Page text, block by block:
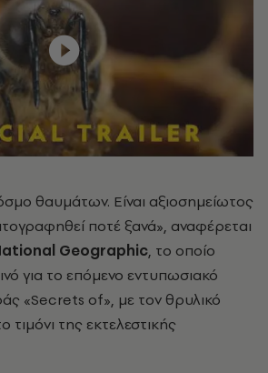
θαυμάτων. Είναι αξιοσημείωτος
ποτέ ξανά», αναφέρεται
Geographic, το οποίο
για το επόμενο εντυπωσιακό
«Secrets of», με τον θρυλικό
τιμόνι της εκτελεστικής